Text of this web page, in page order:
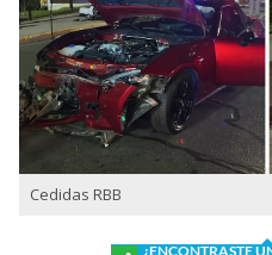
Cedidas RBB
¿ENCONTRASTE